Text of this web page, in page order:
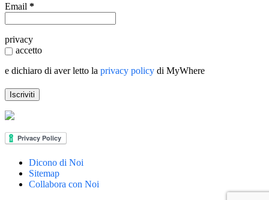
Email *
privacy
accetto
e dichiaro di aver letto la privacy policy di MyWhere
Dicono di Noi
Sitemap
Collabora con Noi